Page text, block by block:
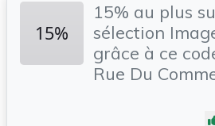
15%
15% au plus
sélection
grâce à ce
Rue Du